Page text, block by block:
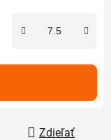
Zdieľať